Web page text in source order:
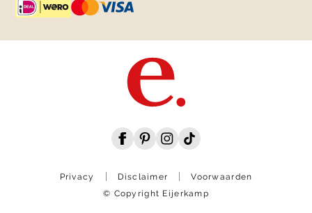
Privacy Disclaimer
Voorwaarden
© Copyright Eijerkamp